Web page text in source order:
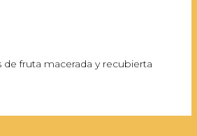
fruta macerada y recubierta